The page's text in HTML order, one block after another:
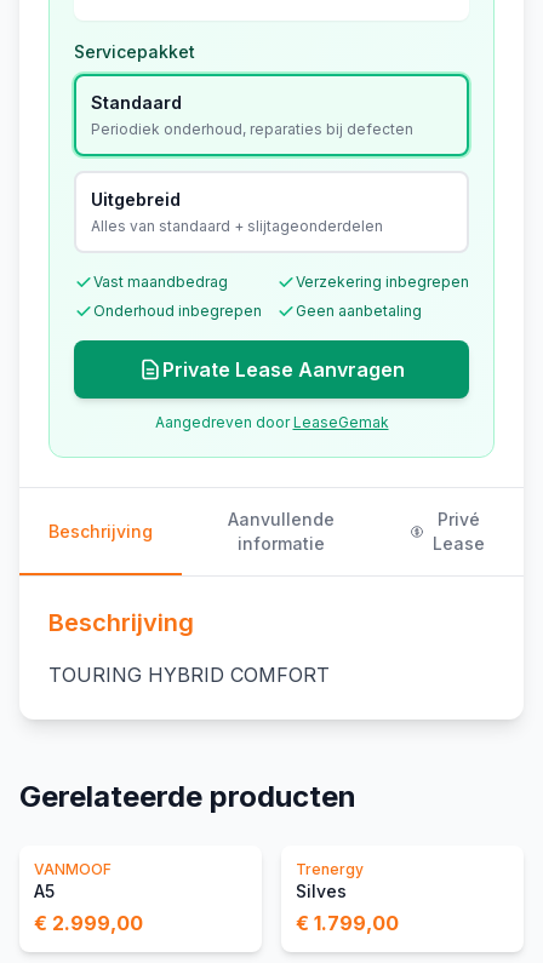
Servicepakket
Standaard
Periodiek onderhoud, reparaties bij defecten
Uitgebreid
Alles van standaard + slijtageonderdelen
Vast maandbedrag
Verzekering inbegrepen
Onderhoud inbegrepen
Geen aanbetaling
Private Lease Aanvragen
Aangedreven doorLeaseGemak
Beschrijving
Aanvullende
informatie
Privé
Lease
Beschrijving
TOURING HYBRID COMFORT
Gerelateerde producten
VANMOOF
A5
€ 2.999,00
Trenergy
Silves
€ 1.799,00